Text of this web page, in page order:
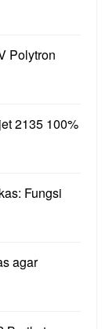
Polytron
2135 100%
Fungsi
agar